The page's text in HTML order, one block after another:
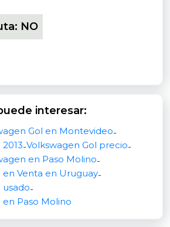
de cuero
centralizado de puertas
un rendimiento de 13 km/l en
lo que lo hace muy
tiene un precio de USD 11.500,
¡Y si tienes un vehículo usado,
de hasta el 100% con
cuotas en UI. También
los trámites y seguros para tu
NO
interesar:
Gol en Montevideo-
-Volkswagen Gol precio-
en Paso Molino-
en Venta en Uruguay-
usado-
en Paso Molino